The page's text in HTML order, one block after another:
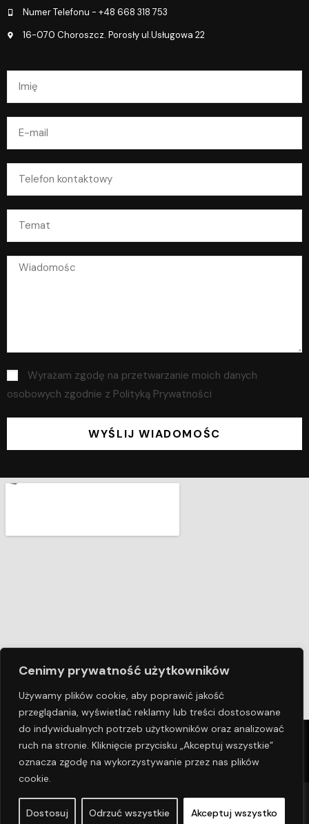
Cenimy prywatność użytkowników
Używamy plików cookie, aby poprawić jakość
przeglądania, wyświetlać reklamy lub treści dostosowane
do indywidualnych potrzeb użytkowników oraz analizować
ruch na stronie. Kliknięcie przycisku „Akceptuj wszystkie”
oznacza zgodę na wykorzystywanie przez nas plików
cookie.
Dostosuj Odrzuć wszystkie Akceptuj wszystko
Wyrażam zgodę na przetwarzanie moich danych
osobowych zgodnie z Polityką Prywatności
WYŚLIJ WIADOMOŚC
Numer Telefonu - +48 668 318 753
16-070 Choroszcz. Porosły ul.Usługowa 22
© COPYRIGHT 2024 BAZALT
| POLITYKA PRYWATNOŚCI |
OBSZAR DZIAŁALNOŚCI |
ATWI.PL